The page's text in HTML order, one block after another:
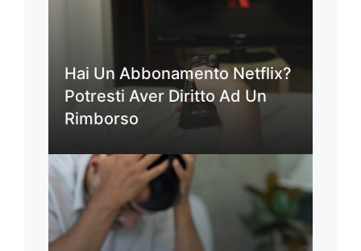
Hai Un Abbonamento Netflix?
Potresti Aver Diritto Ad Un
Rimborso